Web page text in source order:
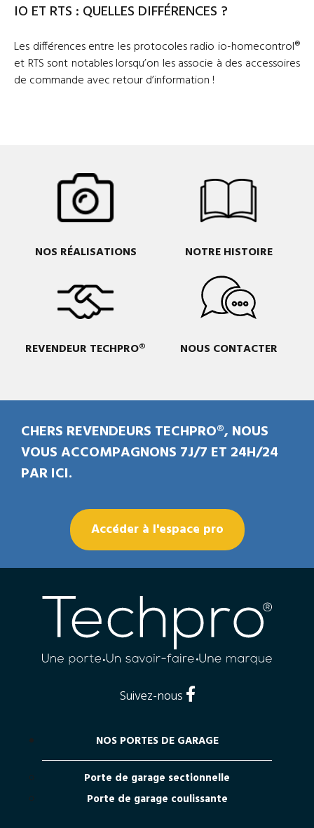
IO ET RTS : QUELLES DIFFÉRENCES ?
Les différences entre les protocoles radio io-homecontrol®
et RTS sont notables lorsqu’on les associe à des accessoires
de commande avec retour d’information !
NOS RÉALISATIONS NOTRE HISTOIRE
REVENDEUR TECHPRO® NOUS CONTACTER
CHERS REVENDEURS TECHPRO®, NOUS
VOUS ACCOMPAGNONS 7J/7 ET 24H/24
PAR ICI.
Accéder à l'espace pro
Suivez-nous
NOS PORTES DE GARAGE
Porte de garage sectionnelle
Porte de garage coulissante